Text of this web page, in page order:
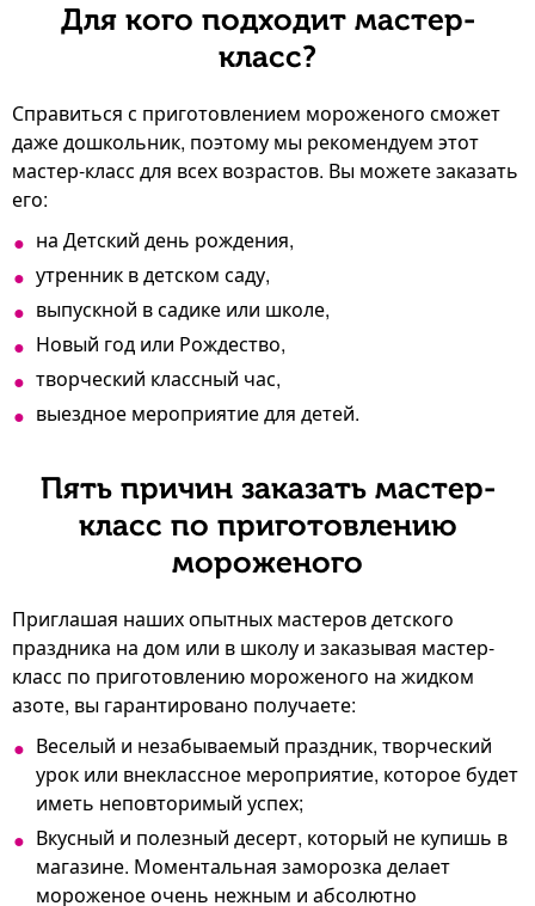
Для кого подходит мастер-
класс?
Справиться с приготовлением мороженого сможет
даже дошкольник, поэтому мы рекомендуем этот
мастер-класс для всех возрастов. Вы можете заказать
его:
на Детский день рождения,
утренник в детском саду,
выпускной в садике или школе,
Новый год или Рождество,
творческий классный час,
выездное мероприятие для детей.
Пять причин заказать мастер-
класс по приготовлению
мороженого
Приглашая наших опытных мастеров детского
праздника на дом или в школу и заказывая мастер-
класс по приготовлению мороженого на жидком
азоте, вы гарантировано получаете:
Веселый и незабываемый праздник, творческий
урок или внеклассное мероприятие, которое будет
иметь неповторимый успех;
Вкусный и полезный десерт, который не купишь в
магазине. Моментальная заморозка делает
мороженое очень нежным и абсолютно